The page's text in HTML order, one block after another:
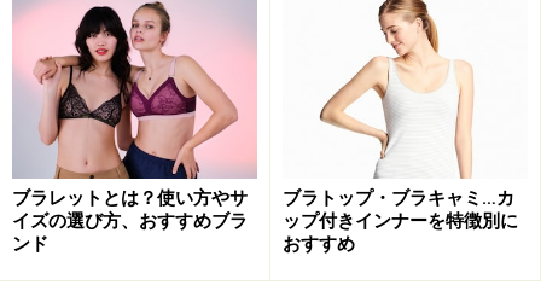
ブラレットとは？使い方やサ
イズの選び方、おすすめブラ
ンド
ブラトップ・ブラキャミ…カ
ップ付きインナーを特徴別に
おすすめ